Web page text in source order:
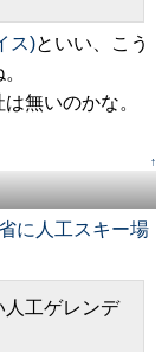
ス)といい、こう
無いのかな。
↑
に人工スキー場
人工ゲレンデ